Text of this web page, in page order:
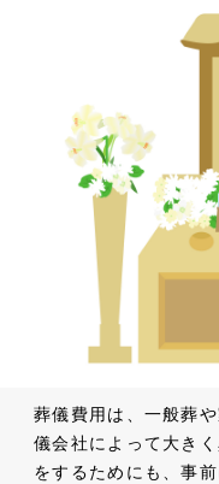
葬儀費用は、一般葬
儀会社によって大き
をするためにも、事